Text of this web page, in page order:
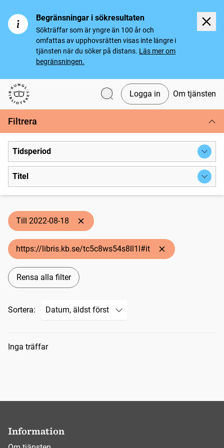
Begränsningar i sökresultaten
Sökträffar som är yngre än 100 år och
omfattas av upphovsrätten visas inte längre i
tjänsten när du söker på distans. Läs mer om
begränsningen.
Svenska tidningar
Logga in Om tjänsten
Filtrera
Tidsperiod
Titel
Till 2022-08-18
https://libris.kb.se/tc5c8ws54s8ll1l#it
Rensa alla filter
Sortera:
Sökresultat
Inga träffar
Information